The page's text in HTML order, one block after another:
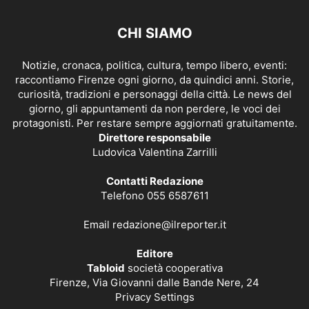
CHI SIAMO
Notizie, cronaca, politica, cultura, tempo libero, eventi:
raccontiamo Firenze ogni giorno, da quindici anni. Storie,
curiosità, tradizioni e personaggi della città. Le news del
giorno, gli appuntamenti da non perdere, le voci dei
protagonisti. Per restare sempre aggiornati gratuitamente.
Direttore responsabile
Ludovica Valentina Zarrilli
Contatti Redazione
Telefono 055 6587611
Email redazione@ilreporter.it
Editore
Tabloid società cooperativa
Firenze, Via Giovanni dalle Bande Nere, 24
Privacy Settings